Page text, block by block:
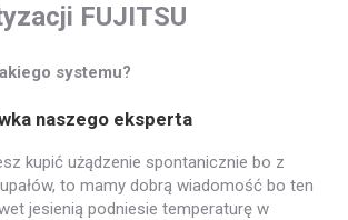
FUJITSU
systemu?
naszego eksperta
kupić użądzenie spontanicznie bo z
to mamy dobrą wiadomość bo ten
jesienią podniesie temperaturę w